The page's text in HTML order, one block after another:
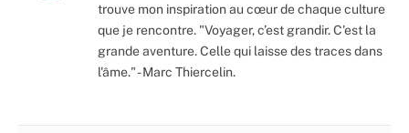
trouve mon inspiration au cœur de chaque culture
que je rencontre. "Voyager, c’est grandir. C'est la
grande aventure. Celle qui laisse des traces dans
l'âme." - Marc Thiercelin.